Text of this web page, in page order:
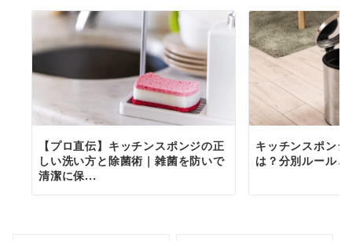
【プロ直伝】キッチンスポンジの正
しい洗い方と除菌術｜雑菌を防いで
清潔に保...
キッチンスポン
は？分別ルール